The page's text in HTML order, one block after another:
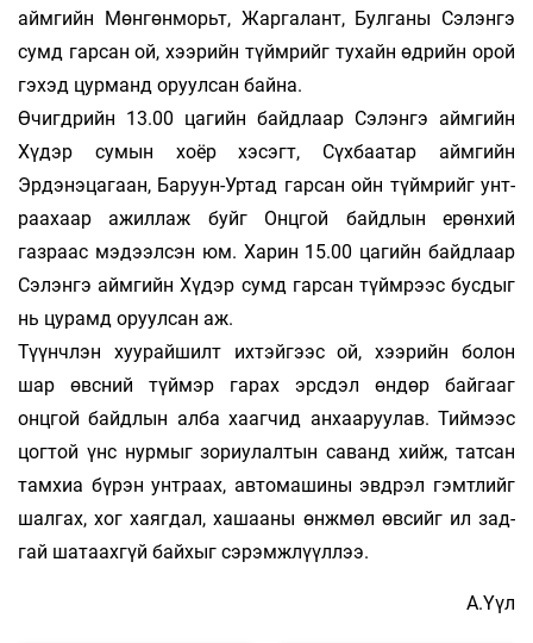
айм­гийн Мөнгөнморьт, Жаргалант, Бул­­ганы Сэлэнгэ
сумд гарсан ой, хээрийн түйм­­­рийг тухайн өдрийн орой
гэхэд цурманд оруулсан байна.
Өчигдрийн 13.00 цагийн байдлаар С­­э­­­­­­­лэнгэ аймгийн
Хүдэр сумын хоёр хэ­­­­сэгт, Сүх­­баатар аймгийн
Эрдэнэцагаан, Ба­­­­руун-Уртад гарсан ойн түймрийг унт­
раа­­­­­­­хаар ажиллаж буйг Онцгой байд­­лын ерөнхий
газраас мэдээлсэн юм. Харин 15.00 ца­­гийн байд­­лаар
Сэлэнгэ аймгийн Хүдэр сумд гар­­сан түймрээс бус­дыг
нь цурамд оруул­­сан аж.
Түүнч­­­­­­лэн хуурайшилт ихтэйгээс ой, хээ­­рийн бо­­­­лон
шар өвсний түймэр гарах эрс­­­дэл өн­­дөр байгааг
онцгой байдлын алба хааг­­­­чид анхааруулав. Тиймээс
цог­той үнс нур­­мыг зориулалтын саванд хийж, тат­­­­­­сан
там­хиа бүрэн унтраах, ав­то­­­­­­­­ма­­­­ши­­ны эвд­­рэл гэмтлийг
шалгах, хог хаяг­­дал, ха­­шааны өнж­­мөл өвсийг ил зад­­­­
гай шатаах­­­­гүй байхыг сэрэмжлүүллээ.
А.Үүл